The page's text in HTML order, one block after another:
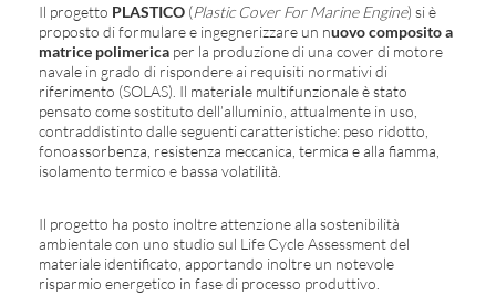
Il progetto PLASTICO (Plastic Cover For Marine Engine) si è
proposto di formulare e ingegnerizzare un nuovo composito a
matrice polimerica per la produzione di una cover di motore
navale in grado di rispondere ai requisiti normativi di
riferimento (SOLAS). Il materiale multifunzionale è stato
pensato come sostituto dell’alluminio, attualmente in uso,
contraddistinto dalle seguenti caratteristiche: peso ridotto,
fonoassorbenza, resistenza meccanica, termica e alla fiamma,
isolamento termico e bassa volatilità.
Il progetto ha posto inoltre attenzione alla sostenibilità
ambientale con uno studio sul Life Cycle Assessment del
materiale identificato, apportando inoltre un notevole
risparmio energetico in fase di processo produttivo.